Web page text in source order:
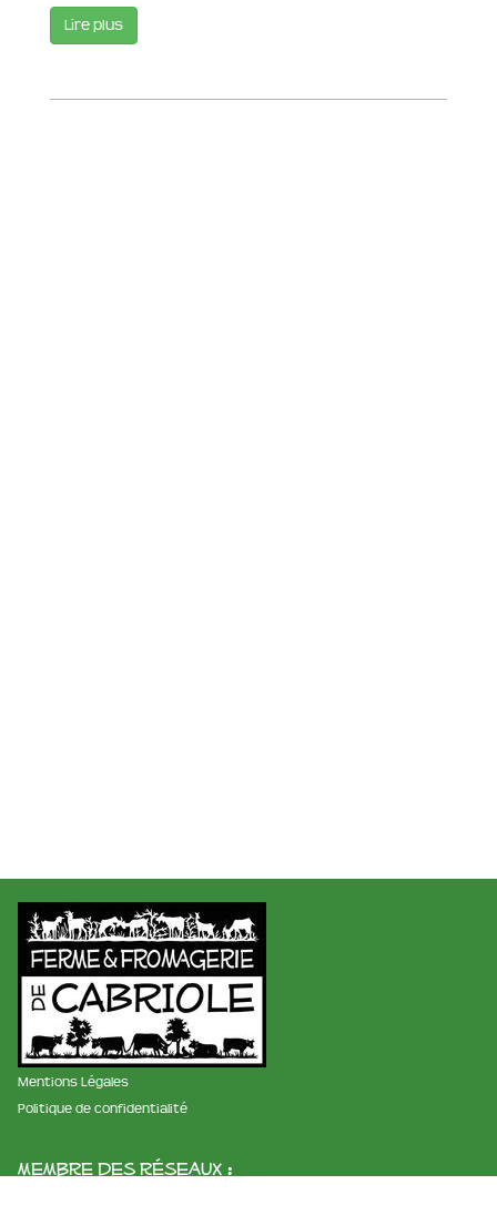
Lire plus
Mentions Légales
Politique de confidentialité
membre des réseaux :